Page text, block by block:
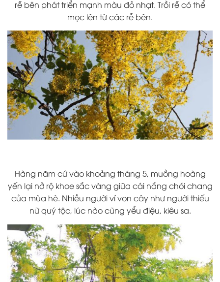
rễ bên phát triển mạnh màu đỏ nhạt. Trồi rễ có thể
mọc lên từ các rễ bên.
Hàng năm cứ vào khoảng tháng 5, muồng hoàng
yến lại nở rộ khoe sắc vàng giữa cái nắng chói chang
của mùa hè. Nhiều người ví von cây như người thiếu
nữ quý tộc, lúc nào cũng yểu điệu, kiêu sa.